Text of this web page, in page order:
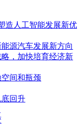
造人工智能发展新优
源汽车发展新方向
，加快培育经济新
间和瓶颈
回升